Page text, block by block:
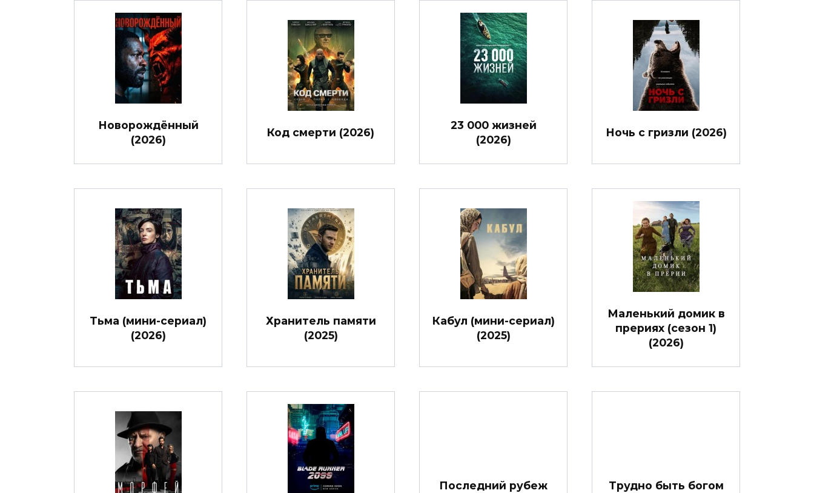
Новорождённый
(2026)
Код смерти (2026)
23 000 жизней
(2026)
Ночь с гризли (2026)
Тьма (мини-сериал)
(2026)
Хранитель памяти
(2025)
Кабул (мини-сериал)
(2025)
Маленький домик в
прериях (сезон 1)
(2026)
Последний рубеж
Трудно быть богом